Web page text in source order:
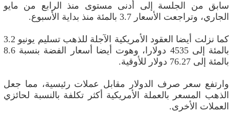
سابق من الجلسة إلى أدنى مستوى منذ الرابع من مايو
الجاري، وتراجعت الأسعار 3.7 بالمئة منذ بداية الأسبوع.
كما نزلت أيضا العقود الأمريكية الآجلة للذهب تسليم يونيو 3.2
بالمئة إلى 4535 دولارا، وهوت أيضا أسعار ​الفضة بنسبة 8.6
بالمئة إلى 76.27 دولار للأوقية.
وارتفع سعر صرف الدولار مقابل عملات رئيسية، مما جعل
الذهب المسعر بالعملة الأمريكية أكثر تكلفة بالنسبة لحائزي
العملات الأخرى.